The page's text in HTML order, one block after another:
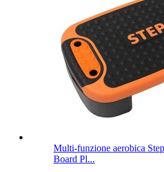
Multi-funzione aerobica
Board Pl...